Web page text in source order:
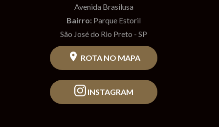
Avenida Brasilusa
Bairro: Parque Estoril
São José do Rio Preto - SP
ROTA NO MAPA
INSTAGRAM